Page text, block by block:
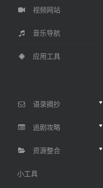
视频网站
音乐导航
应用工具
语录摘抄 ♥
追剧攻略 ♥
资源整合 ♥
小工具